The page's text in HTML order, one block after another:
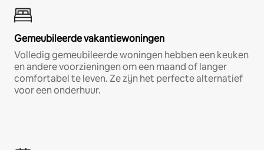
Gemeubileerde vakantiewoningen
Volledig gemeubileerde woningen hebben een keuken
en andere voorzieningen om een maand of langer
comfortabel te leven. Ze zijn het perfecte alternatief
voor een onderhuur.